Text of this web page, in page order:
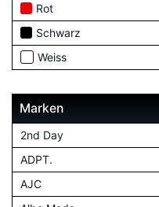
Rot
Schwarz
Weiss
Marken
2nd Day
ADPT.
AJC